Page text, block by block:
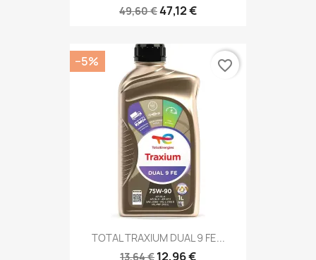
49,60 €47,12 €
TOTAL TRAXIUM DUAL 9 FE...
13,64 € 12,96 €
−5% favorite_border